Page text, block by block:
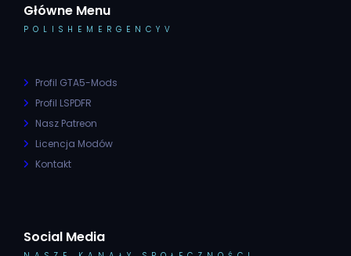
Główne Menu
POLISHEMERGENCYV
Profil GTA5-Mods
Profil LSPDFR
Nasz Patreon
Licencja Modów
Kontakt
Social Media